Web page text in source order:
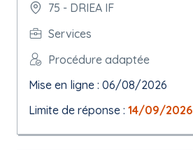
75 - DRIEA IF
Services
Procédure adaptée
Mise en ligne : 06/08/2026
Limite de réponse : 14/09/2026